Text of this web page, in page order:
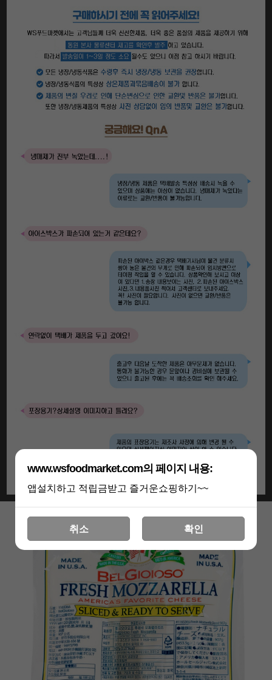
www.wsfoodmarket.com의 페이지 내용:
앱설치하고 적립금받고 즐거운쇼핑하기~~
취소 확인